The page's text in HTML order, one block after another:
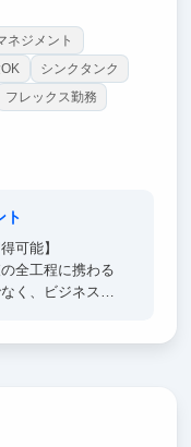
ネジメント
シンクタンク
フレックス勤務
ト
可能】
全工程に携わる
く、ビジネスの
。